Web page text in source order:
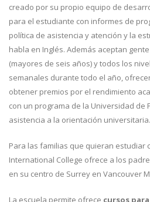
creado por su propio equipo de
para el estudiante con informes de
política de asistencia y atención y la
habla en Inglés. Además aceptan
(mayores de seis años) y todos los
semanales durante todo el año,
obtener premios por el rendimiento
con un programa de la Universidad de
asistencia a la orientación universitaria.
Para las familias que quieran estudiar
International College ofrece a los
en su centro de Surrey en Vancouver
La escuela permite ofrece cursos